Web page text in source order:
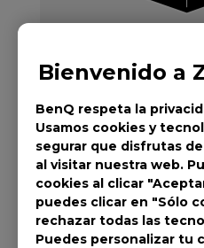
Bienvenido a
BenQ respeta la
Usamos cookies y
segurar que disfrutas
al visitar nuestra web.
cookies al clicar
puedes clicar en "Sólo
rechazar todas las
Puedes personalizar tu
G-SR-SE